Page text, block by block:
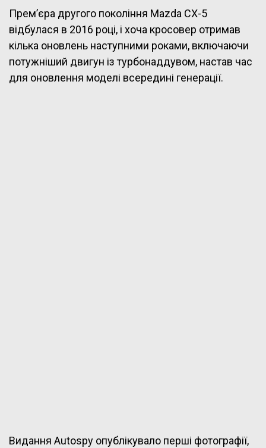
Прем’єра другого покоління Mazda CX-5
відбулася в 2016 році, і хоча кросовер отримав
кілька оновлень наступними роками, включаючи
потужніший двигун із турбонаддувом, настав час
для оновлення моделі всередині генерації.
Видання Autospy опублікувало перші фотографії,